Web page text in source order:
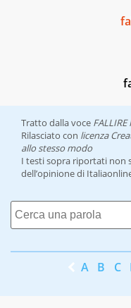
Tratto dalla voce FALLIRE
Rilasciato con licenza
allo stesso modo
I testi sopra riportati non
dell’opinione di
A B C